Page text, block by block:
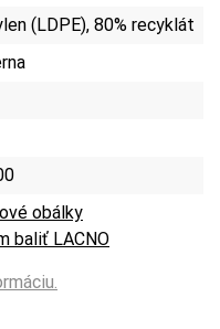
(LDPE), 80% recyklát
obálky
baliť LACNO